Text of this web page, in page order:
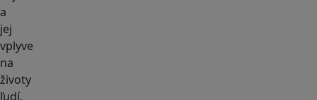
a
jej
vplyve
na
životy
ľudí.